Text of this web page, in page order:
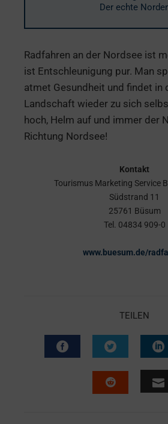
Der echte
Radfahren an der Nordsee ist
ist Entschleunigung pur. Man
atmet Gesundheit und findet in
Landschaft wieder zu sich
hoch, Helm auf und immer der
Richtung Nordsee!
Kontakt
Tourismus Marketing Service
Südstrand 11
25761 Büsum
Tel. 04834 909-0
www.buesum.de/
TEILEN